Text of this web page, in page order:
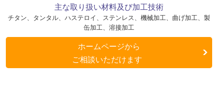
主な取り扱い材料及び加工技術
チタン、タンタル、ハステロイ、ステンレス、機械加工、曲げ加工、製
缶加工、溶接加工
ホームページから
ご相談いただけます